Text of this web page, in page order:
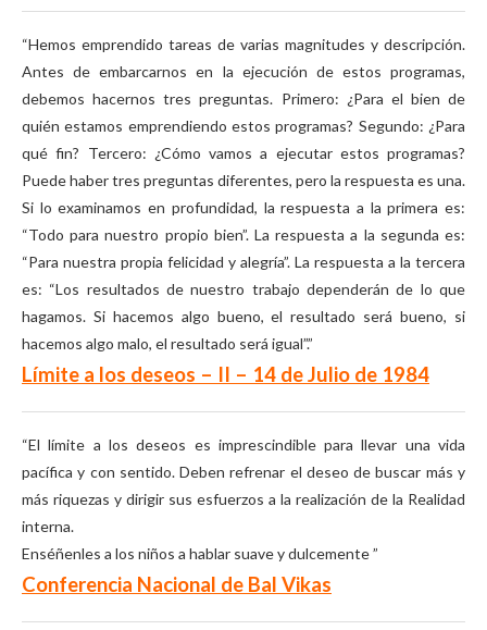
“Hemos emprendido tareas de varias magnitudes y descripción.
Antes de embarcarnos en la ejecución de estos programas,
debemos hacernos tres preguntas. Primero: ¿Para el bien de
quién estamos emprendiendo estos programas? Segundo: ¿Para
qué fin? Tercero: ¿Cómo vamos a ejecutar estos programas?
Puede haber tres preguntas diferentes, pero la respuesta es una.
Si lo examinamos en profundidad, la respuesta a la primera es:
“Todo para nuestro propio bien”. La respuesta a la segunda es:
“Para nuestra propia felicidad y alegría”. La respuesta a la tercera
es: “Los resultados de nuestro trabajo dependerán de lo que
hagamos. Si hacemos algo bueno, el resultado será bueno, si
hacemos algo malo, el resultado será igual”.”
Límite a los deseos – II – 14 de Julio de 1984
“El límite a los deseos es imprescindible para llevar una vida
pacífica y con sentido. Deben refrenar el deseo de buscar más y
más riquezas y dirigir sus esfuerzos a la realización de la Realidad
interna.
Enséñenles a los niños a hablar suave y dulcemente ”
Conferencia Nacional de Bal Vikas